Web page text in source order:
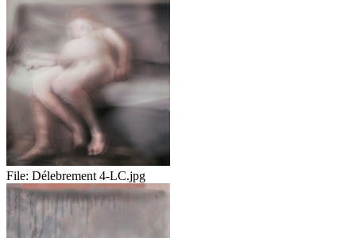
File: Délebrement 4-LC.jpg